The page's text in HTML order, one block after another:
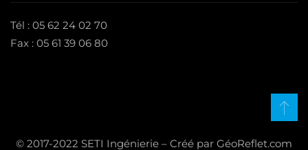
Tél : 05 62 24 02 70
Fax : 05 61 39 06 80
© 2017-2022 SETI Ingénierie – Créé par GéoReflet.com